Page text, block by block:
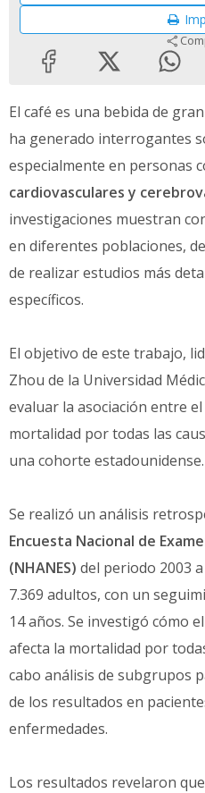
El café es una bebida de
ha generado interrogantes
especialmente en personas
cardiovasculares y
investigaciones muestran
en diferentes poblaciones,
de realizar estudios más
específicos.
El objetivo de este trabajo,
Zhou de la Universidad
evaluar la asociación entre el
mortalidad por todas las
una cohorte estadounidense.
Se realizó un análisis
Encuesta Nacional de
(NHANES) del periodo 2003
7.369 adultos, con un
14 años. Se investigó cómo
afecta la mortalidad por
cabo análisis de subgrupos
de los resultados en
enfermedades.
Los resultados revelaron